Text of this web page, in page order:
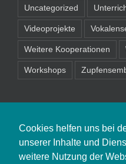
Cookies helfen uns bei
unserer Inhalte und
weitere Nutzung der
Uncategorized
Videoprojekte
Weitere Kooperationen
Workshops